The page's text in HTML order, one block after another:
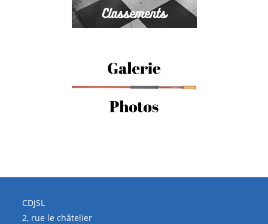
CDJSL
2, rue le châtelier